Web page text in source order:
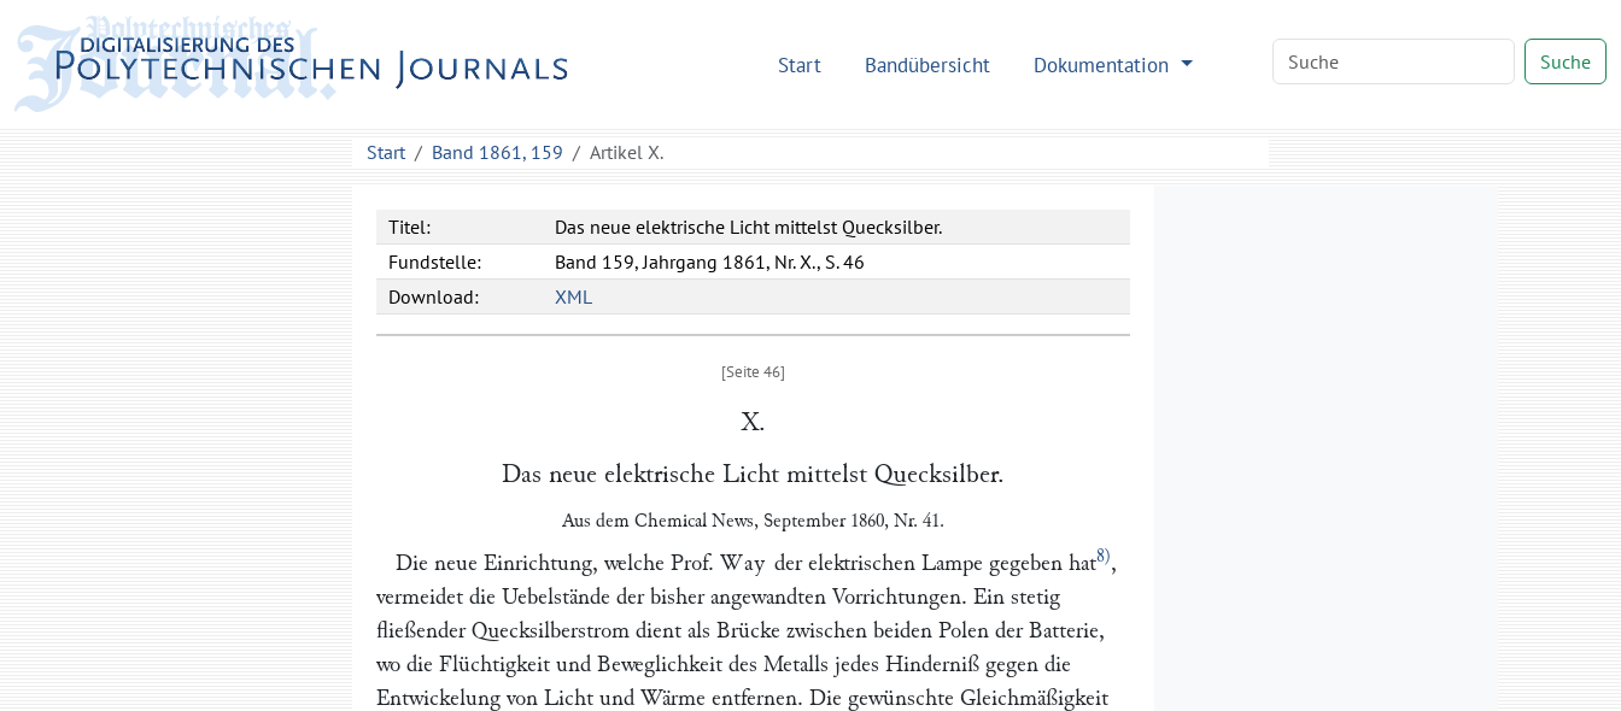
Start Bandübersicht Dokumentation Suche
Start Band 1861, 159 Artikel X.
Titel:
Das neue elektrische Licht mittelst Quecksilber.
Fundstelle:
Band 159, Jahrgang 1861, Nr. X., S. 46
Download:
XML
X.
Das neue elektrische Licht mittelst Quecksilber.
Aus dem Chemical News, September 1860, Nr. 41.
Die neue Einrichtung, welche Prof. Way der elektrischen Lampe gegeben hat8),
vermeidet die Uebelstände der bisher angewandten Vorrichtungen. Ein stetig
fließender Quecksilberstrom dient als Brücke zwischen beiden Polen der Batterie,
wo die Flüchtigkeit und Beweglichkeit des Metalls jedes Hinderniß gegen die
Entwickelung von Licht und Wärme entfernen. Die gewünschte Gleichmäßigkeit